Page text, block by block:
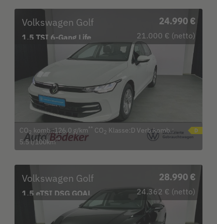
Volkswagen Golf
1.5 TSI 6-Gang Life
Garantie b.15.8.29 /
24.990 €
21.000 € (netto)
CO2 komb.:126.0 g/km** CO2 Klasse:D Verb.komb.:
5.5 l/100km**
Volkswagen Golf
1.5 eTSI DSG GOAL
Garantie b. 23.4.30 / LED
28.990 €
24.362 € (netto)